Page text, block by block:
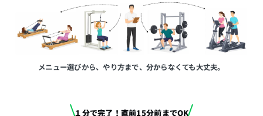
メニュー選びから、やり方まで、分からなくても大丈夫。
１分で完了！直前15分前までOK